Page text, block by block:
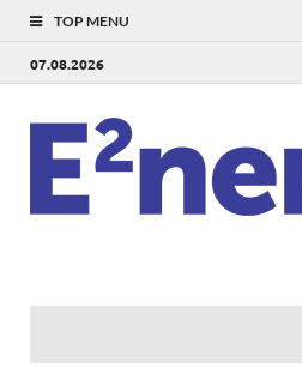
TOP MENU
07.08.2026